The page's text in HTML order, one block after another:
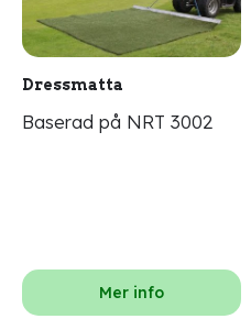
Dressmatta
Baserad på NRT 3002
Mer info